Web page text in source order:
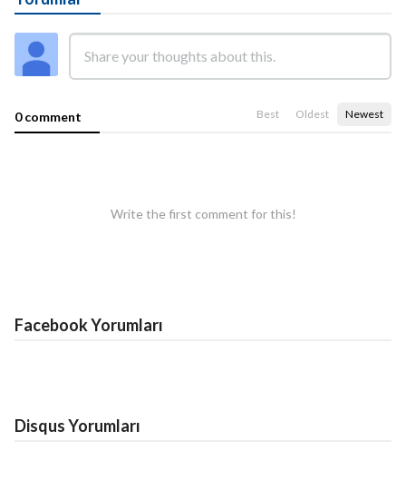
0 comment Best Oldest Newest
Write the first comment for this!
Facebook Yorumları
Disqus Yorumları